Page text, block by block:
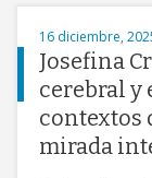
16 diciembre,
Josefina
cerebral y
contextos
mirada